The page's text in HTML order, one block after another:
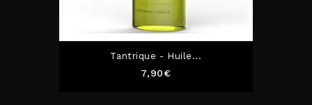
Tantrique - Huile...
7,90€Prix